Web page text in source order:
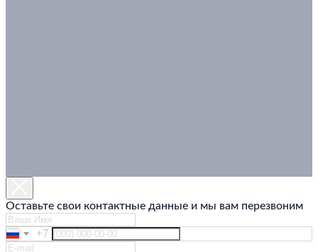
Оставьте свои контактные данные и мы вам перезвоним
+7